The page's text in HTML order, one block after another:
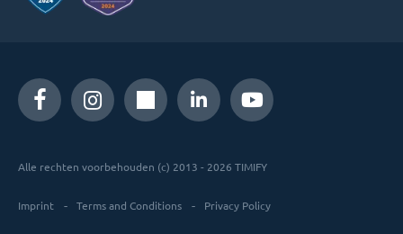
Alle rechten voorbehouden (c) 2013 - 2026 TIMIFY
Imprint Terms and Conditions Privacy Policy